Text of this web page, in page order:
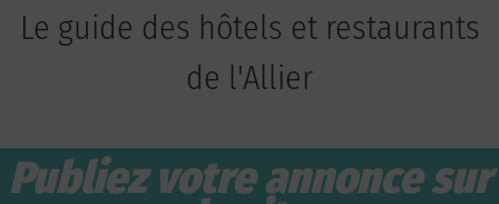
Le guide des hôtels et restaurants
de l'Allier
Publiez votre annonce sur